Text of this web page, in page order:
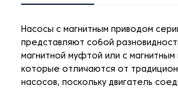
Насосы с магнитным приводом
представляют собой
магнитной муфтой или с магнитным
которые отличаются от
насосов, поскольку двигатель